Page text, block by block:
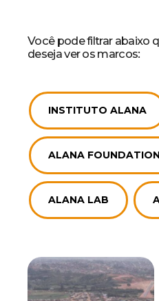
Você pode filtrar abaixo
deseja ver os marcos:
INSTITUTO ALANA
ALANA FOUNDATION
ALANA LAB